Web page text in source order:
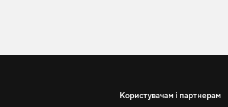
Користувачам і партнерам